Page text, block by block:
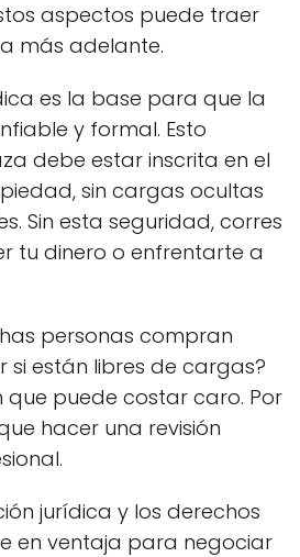
aspectos puede traer
más adelante.
es la base para que la
y formal. Esto
debe estar inscrita en el
sin cargas ocultas
Sin esta seguridad, corres
tu dinero o enfrentarte a
personas compran
si están libres de cargas?
que puede costar caro. Por
hacer una revisión
jurídica y los derechos
en ventaja para negociar